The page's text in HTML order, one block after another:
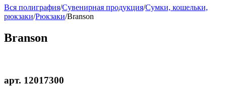
Вся полиграфия/Сувенирная продукция/Сумки, кошельки,
рюкзаки/Рюкзаки/Branson
Branson
арт. 12017300